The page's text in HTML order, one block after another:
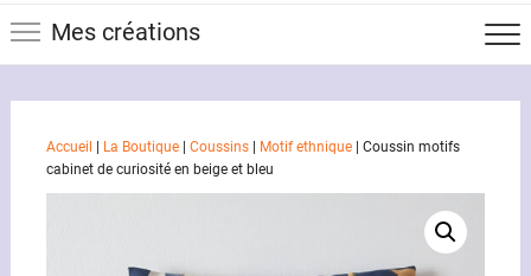
Mes créations
Accueil La Boutique| Coussins| Motif ethnique| Coussin motifs
cabinet de curiosité en beige et bleu